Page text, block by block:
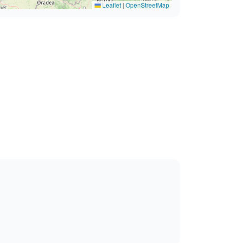
Leaflet | OpenStreetMap